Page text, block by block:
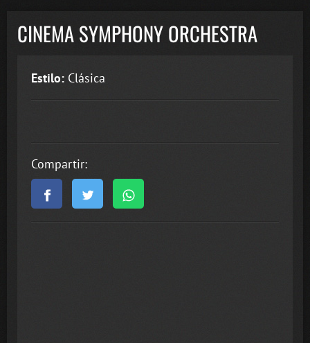
CINEMA SYMPHONY ORCHESTRA
Estilo: Clásica
Compartir: